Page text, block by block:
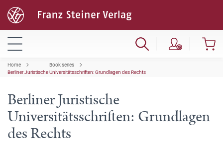
Home
Book series
Berliner Juristische Universitätsschriften: Grundlagen des Rechts
Berliner Juristische
Universitätsschriften: Grundlagen
des Rechts